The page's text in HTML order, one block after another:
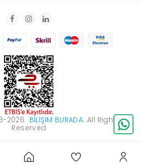
2026 BILIŞIM BURADA. All Rights
Reserved